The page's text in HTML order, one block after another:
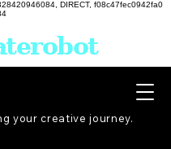
DIRECT, f08c47fec0942fa0
your creative journey.